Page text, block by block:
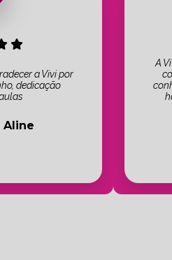
a Vivi por
dedicação
Aline
A